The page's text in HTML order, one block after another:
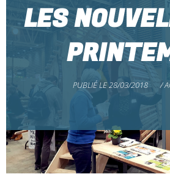
LES
PUBLIÉ LE 28/03/2018 /